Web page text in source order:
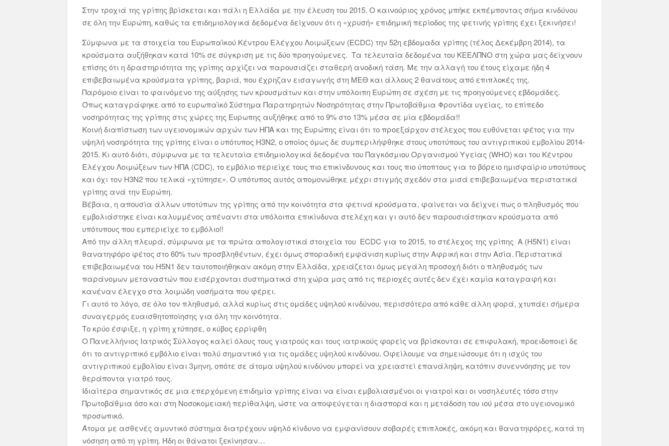
Στην τροχιά της γρίπης βρίσκεται και πάλι η Ελλάδα με την έλευση του 2015. Ο καινούριος χρόνος μπήκε εκπέμποντας σήμα κινδύνου
σε όλη την Ευρώπη, καθώς τα επιδημιολογικά δεδομένα δείχνουν ότι η «χρυσή» επιδημική περίοδος της φετινής γρίπης έχει ξεκινήσει!
Σύμφωνα με τα στοιχεία του Ευρωπαϊκού Κέντρου Ελέγχου Λοιμώξεων (ECDC) την 52η εβδομαδα γρίπης (τέλος Δεκέμβρη 2014), τα
κρούσματα αυξήθηκαν κατά 10% σε σύγκριση με τις δύο προηγούμενες. Τα τελευταία δεδομένα του ΚΕΕΛΠΝΟ στη χώρα μας δείχνουν
επίσης ότι η δραστηριότητα της γρίπης αρχίζει να παρουσιάζει σταθερή ανοδική τάση. Με την αλλαγή του έτους είχαμε ήδη 4
επιβεβαιωμένα κρούσματα γρίπης, βαριά, που έχρηζαν εισαγωγής στη ΜΕΘ και άλλους 2 θανάτους από επιπλοκές της.
Παρόμοιο είναι το φαινόμενο της αύξησης των κρουσμάτων και στην υπόλοιπη Ευρώπη σε σχέση με τις προηγούμενες εβδομάδες.
Όπως καταγράφηκε από το ευρωπαϊκό Σύστημα Παρατηρητών Νοσηρότητας στην Πρωτοβάθμια Φροντίδα υγείας, το επίπεδο
νοσηρότητας της γρίπης στις χώρες της Ευρωπης αυξήθηκε από το 9% στο 13% μέσα σε μία εβδομάδα!!
Κοινή διαπίστωση των υγειονομικών αρχών των ΗΠΑ και της Ευρώπης είναι ότι το προεξάρχον στέλεχος που ευθύνεται φέτος για την
υψηλή νοσηρότητα της γρίπης είναι ο υπότυπος H3N2, ο οποίος όμως δε συμπεριλήφθηκε στους υποτύπους του αντιγριπικού εμβολίου 2014-
2015. Κι αυτό διότι, σύμφωνα με τα τελευταία επιδημιολογικά δεδομένα του Παγκόσμιου Οργανισμού Υγείας (WHO) και του Κέντρου
Ελέγχου Λοιμώξεων των ΗΠΑ (CDC), το εμβόλιο περιείχε τους πιο επικίνδυνους και τους πιο ύποπτους για το βόρειο ημισφαίριο υποτύπους
και όχι τον H3N2 που τελικά «χτύπησε». Ο υπότυπος αυτός απομονώθηκε μέχρι στιγμής σχεδόν στα μισά επιβεβαιωμένα περιστατικά
γρίπης ανά την Ευρώπη.
Βέβαια, η απουσία άλλων υποτύπων της γρίπης από την κοινότητα στα φετινά κρούσματα, φαίνεται να δείχνει πως ο πληθυσμός που
εμβολιάστηκε είναι καλυμμένος απέναντι στα υπόλοιπα επικίνδυνα στελέχη και γι αυτό δεν παρουσιάστηκαν κρούσματα από
υπότυπους που εμπεριείχε το εμβόλιο!!
Από την άλλη πλευρά, σύμφωνα με τα πρώτα απολογιστικά στοιχεία του ECDC για το 2015, το στέλεχος της γρίπης A (H5N1) είναι
θανατηφόρο φέτος στο 60% των προσβληθέντων, έχει όμως σποραδική εμφάνιση κυρίως στην Αφρική και στην Ασία. Περιστατικά
επιβεβαιωμένα του H5N1 δεν ταυτοποιήθηκαν ακόμη στην Ελλάδα, χρειάζεται όμως μεγάλη προσοχή διότι ο πληθυσμός των
παράνομων μεταναστών που εισέρχονται συστηματικά στη χώρα μας από τις περιοχές αυτές δεν έχει καμία καταγραφή και
κανέναν έλεγχο στα λοιμώδη νοσήματα που φέρει.
Γι αυτό το λόγο, σε όλο τον πληθυσμό, αλλά κυρίως στις ομάδες υψηλού κινδύνου, περισσότερο από κάθε άλλη φορά, χτυπάει σήμερα
συναγερμός ευαισθητοποίησης για όλη την κοινότητα.
Το κρύο έσφιξε, η γρίπη χτύπησε, ο κύβος ερρίφθη
Ο Πανελλήνιος Ιατρικός Σύλλογος καλεί όλους τους γιατρούς και τους ιατρικούς φορείς να βρίσκονται σε επιφυλακή, προειδοποιεί δε
ότι το αντιγριπικό εμβόλιο είναι πολύ σημαντικό για τις ομάδες υψηλού κινδύνου. Οφείλουμε να σημειώσουμε ότι η ισχύς του
αντιγριπικού εμβολίου είναι 3μηνη, οπότε σε άτομα υψηλού κινδύνου μπορεί να χρειαστεί επανάληψη, κατόπιν συνεννόησης με τον
θεράποντα γιατρό τους.
Ιδιαίτερα σημαντικός σε μια επερχόμενη επιδημία γρίπης είναι να είναι εμβολιασμένοι οι γιατροί και οι νοσηλευτές τόσο στην
Πρωτοβάθμια όσο και στη Νοσοκομειακή περίθαλψη, ώστε να αποφεύγεται η διασπορά και η μετάδοση του ιού μέσα στο υγειονομικό
προσωπικό.
Άτομα με ασθενές αμυντικό σύστημα διατρέχουν υψηλό κίνδυνο να εμφανίσουν σοβαρές επιπλοκές, ακόμη και θανατηφόρες, κατά τη
νόσηση από τη γρίπη. Ήδη οι θάνατοι ξεκίνησαν…